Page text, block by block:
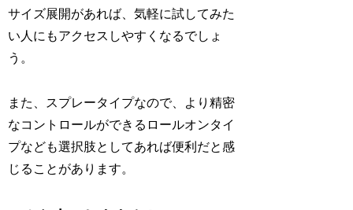
サイズ展開があれば、気軽に試してみた
い人にもアクセスしやすくなるでしょ
う。
また、スプレータイプなので、より精密
なコントロールができるロールオンタイ
プなども選択肢としてあれば便利だと感
じることがあります。